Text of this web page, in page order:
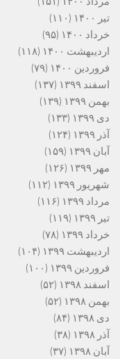
تیر ۱۴۰۰
(۱۱۰)
خرداد ۱۴۰۰
(۹۵)
اردیبهشت ۱۴۰۰
(۱۱۸)
فروردین ۱۴۰۰
(۷۹)
اسفند ۱۳۹۹
(۱۳۷)
بهمن ۱۳۹۹
(۱۳۹)
دی ۱۳۹۹
(۱۳۳)
آذر ۱۳۹۹
(۱۲۴)
آبان ۱۳۹۹
(۱۵۹)
مهر ۱۳۹۹
(۱۲۶)
شهریور ۱۳۹۹
(۱۱۲)
مرداد ۱۳۹۹
(۱۱۶)
تیر ۱۳۹۹
(۱۱۹)
خرداد ۱۳۹۹
(۷۸)
اردیبهشت ۱۳۹۹
(۱۰۴)
فروردین ۱۳۹۹
(۱۰۰)
اسفند ۱۳۹۸
(۵۲)
بهمن ۱۳۹۸
(۵۲)
دی ۱۳۹۸
(۸۴)
آذر ۱۳۹۸
(۳۸)
آبان ۱۳۹۸
(۳۷)